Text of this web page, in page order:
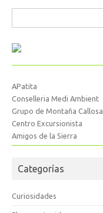
APatita
Conselleria Medi Ambient
Grupo de Montaña Callosa
Centro Excursionista
Amigos de la Sierra
Categorías
Curiosidades